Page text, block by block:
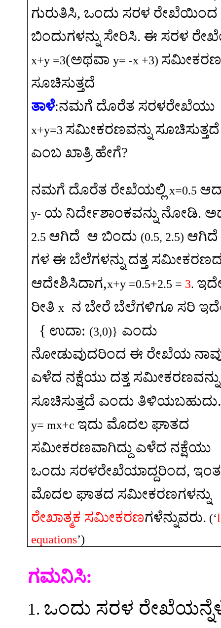
ಗುರುತಿಸಿ, ಒಂದು ಸರಳ ರೇಖೆಯಿಂದ
ಬಿಂದುಗಳನ್ನು ಸೇರಿಸಿ.ಈ ಸರಳ
x+y =3(ಅಥವಾ y= -x +3)
ಸೂಚಿಸುತ್ತದೆ
ತಾಳೆ:ನಮಗೆ ದೊರೆತ ಸರಳರೇಖೆಯು
x+y=3 ಸಮೀಕರಣವನ್ನು ಸೂಚಿಸುತ್ತದೆ
ಎಂಬ ಖಾತ್ರಿ ಹೇಗೆ?
ನಮಗೆ ದೊರೆತ ರೇಖೆಯಲ್ಲಿ x=0.5
y- ಯ ನಿರ್ದೇಶಾಂಕವನ್ನು ನೋಡಿ.
2.5 ಆಗಿದೆ ಆ ಬಿಂದು (0.5, 2.5) ಆಗಿದೆ
ಗಳ ಈ ಬೆಲೆಗಳನ್ನು ದತ್ತ
ಆದೇಶಿಸಿದಾಗ,x+y =0.5+2.5 = 3.
ರೀತಿ x ನ ಬೇರೆ ಬೆಲೆಗಳಿಗೂ ಸರಿ
{ ಉದಾ: (3,0)} ಎಂದು
ನೋಡುವುದರಿಂದ ಈ ರೇಖೆಯ
ಎಳೆದ ನಕ್ಷೆಯು ದತ್ತ ಸಮೀಕರಣವನ್ನು
ಸೂಚಿಸುತ್ತದೆ ಎಂದು ತಿಳಿಯಬಹುದು
y= mx+c ಇದು ಮೊದಲ ಘಾತದ
ಸಮೀಕರಣವಾಗಿದ್ದು ಎಳೆದ ನಕ್ಷೆಯು
ಒಂದು ಸರಳರೇಖೆಯಾದ್ದರಿಂದ,
ಮೊದಲ ಘಾತದ ಸಮೀಕರಣಗಳನ್ನು
ರೇಖಾತ್ಮಕ ಸಮೀಕರಣಗಳೆನ್ನುವರು. (‘
equations’)
ಗಮನಿಸಿ:
1. ಒಂದು ಸರಳ